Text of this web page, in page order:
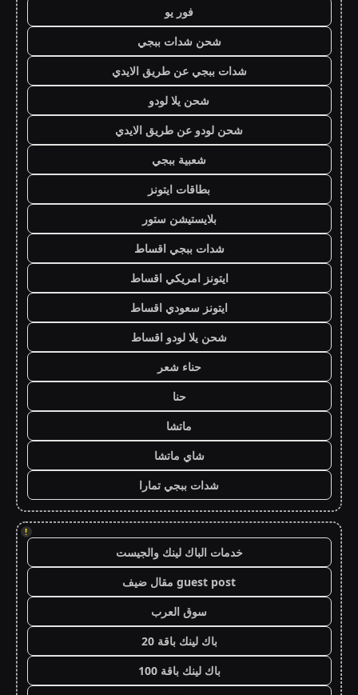
فور يو
شحن شدات ببجي
شدات ببجي عن طريق الايدي
شحن يلا لودو
شحن لودو عن طريق الايدي
شعبية ببجي
بطاقات ايتونز
بلايستيشن ستور
شدات ببجي اقساط
ايتونز امريكي اقساط
ايتونز سعودي اقساط
شحن يلا لودو اقساط
حناء شعر
حنا
ماتشا
شاي ماتشا
شدات ببجي تمارا
!
خدمات الباك لينك والجيست
guest post مقال ضيف
سوق العرب
باك لينك باقة 20
باك لينك باقة 100